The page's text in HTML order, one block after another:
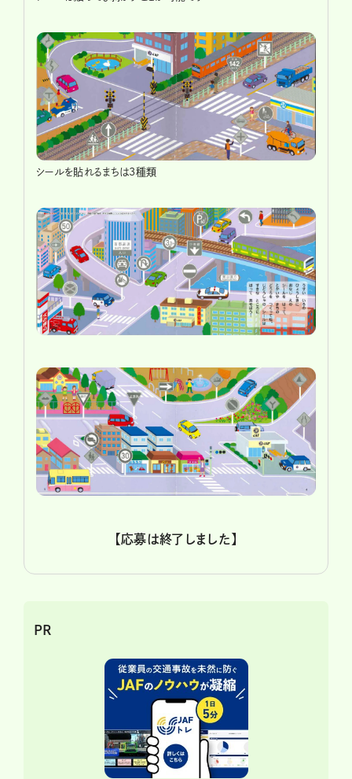
シールを貼れるまちは3種類
【応募は終了しました】
PR